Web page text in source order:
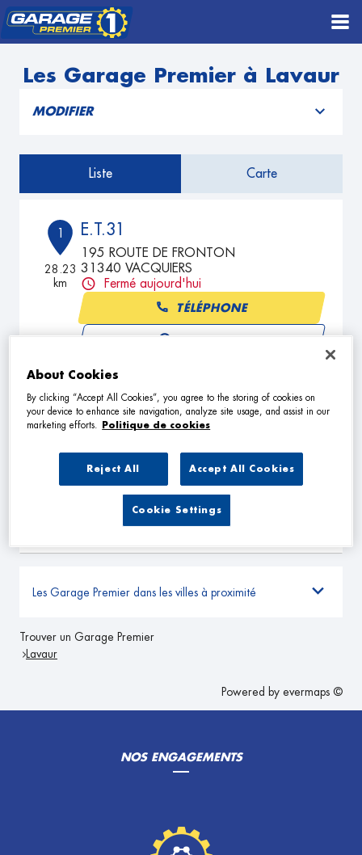
Les Garage Premier à Lavaur
MODIFIER
Liste Carte
1
28.23
km
E.T.31
195 ROUTE DE FRONTON
31340 VACQUIERS
Fermé aujourd'hui
TÉLÉPHONE
2 ASSISTANCE AUTO 31
1 allee Paul Harris
TÉLÉPHONE
VOIR PLUS
Les Garage Premier dans les villes à proximité
Trouver un Garage Premier
Lavaur
Powered by evermaps ©
NOS ENGAGEMENTS
About Cookies
By clicking “Accept All Cookies”, you agree to the storing of cookies on
your device to enhance site navigation, analyze site usage, and assist in our
marketing efforts.
Politique de cookies
Reject All Accept All Cookies
Cookie Settings